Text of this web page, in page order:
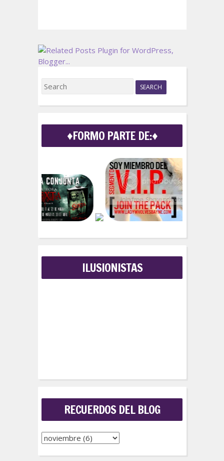
S
e
a
c
f
r
:
♦FORMO PARTE DE:♦
ILUSIONISTAS
RECUERDOS DEL BLOG